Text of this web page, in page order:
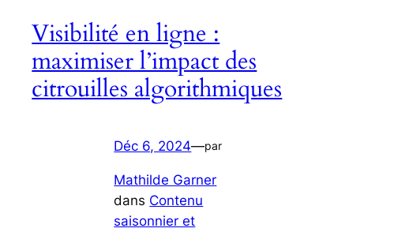
Visibilité en ligne :
maximiser l’impact des
citrouilles algorithmiques
Déc 6, 2024—par
Mathilde Garner
dans Contenu
saisonnier et